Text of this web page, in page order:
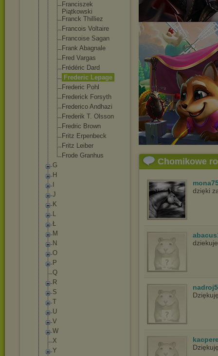
Franciszek
Piątkowski
Franck Thilliez
Francois Voltaire
Francoise Sagan
Frank Abagnale
Fred Vargas
Frédéric Dard
Frederic Lepage
Frederic Pohl
Frederick Forsyth
Frederico Andhazi
Frederik T. Olsson
Fredric Brown
Fritz Erpenbeck
Fritz Leiber
Frode Granhus
G
H
J
K
L
Ł
M
N
O
P
Q
R
S
T
U
V
W
X
Y
Chomikowe
dzięki
dziekuje